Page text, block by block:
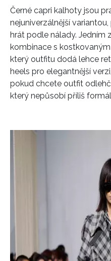
Černé capri kalhoty jsou
nejuniverzálnější
hrát podle nálady. Jedním
kombinace s
který outfitu dodá lehce
heels pro elegantnější
pokud chcete outfit
který nepůsobí příliš